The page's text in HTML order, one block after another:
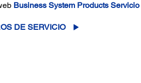
Business System Products
DE SERVICIO